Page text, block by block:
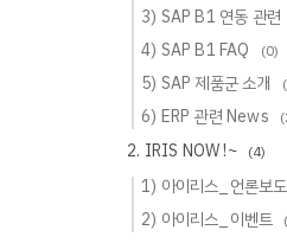
3) SAP B1 연동 관련
4) SAP B1 FAQ (0)
5) SAP 제품군 소개
6) ERP 관련 News
2. IRIS NOW !~ (4)
1) 아이리스_언론보도
2) 아이리스_이벤트